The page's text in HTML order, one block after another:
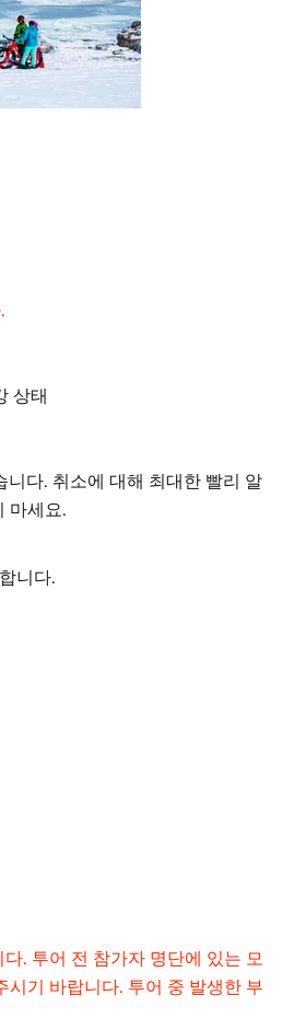
상태
다. 취소에 대해 최대한 빨리 알
마세요.
니다.
. 투어 전 참가자 명단에 있는 모
기 바랍니다. 투어 중 발생한 부